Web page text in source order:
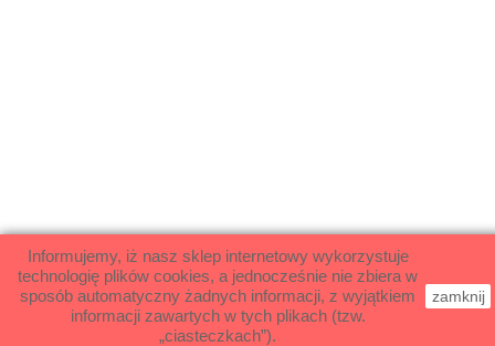
Informujemy, iż nasz sklep internetowy wykorzystuje
technologię plików cookies, a jednocześnie nie zbiera w
sposób automatyczny żadnych informacji, z wyjątkiem
informacji zawartych w tych plikach (tzw.
„ciasteczkach”).
zamknij